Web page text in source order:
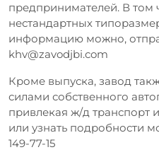
предпринимателей. В том
нестандартных
информацию можно,
khv@zavodjbi.com
Кроме выпуска, завод
силами собственного
привлекая ж/д транспорт
или узнать подробности
149-77-15